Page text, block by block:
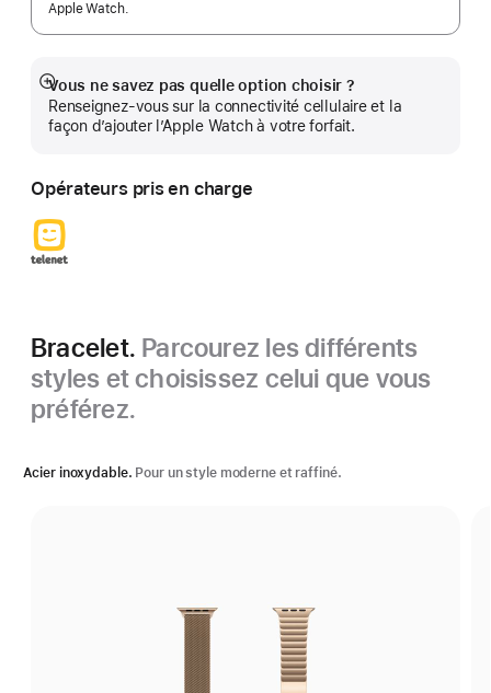
Apple Watch.
Vous ne savez pas quelle option choisir ?
Renseignez-vous sur la connectivité cellulaire et la
façon d’ajouter l’Apple Watch à votre forfait.
Afficher
plus
Opérateurs pris en charge
Bracelet. Parcourez les différents
styles et choisissez celui que vous
préférez.
Acier inoxydable. Pour un style moderne et raffiné.